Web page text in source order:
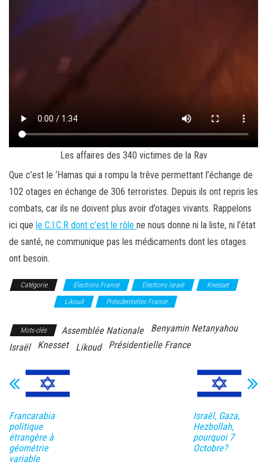
Les affaires des 340 victimes de la Rav
Que c’est le ‘Hamas qui a rompu la trêve permettant l’échange de
102 otages en échange de 306 terroristes. Depuis ils ont repris les
combats, car ils ne doivent plus avoir d’otages vivants. Rappelons
ici que le C.I.C.R dont c’est le rôle ne nous donne ni la liste, ni l’état
de santé, ne communique pas les médicaments dont les otages
ont besoin.
Catégorie Elections France Elections Israël
Knesset
Likoud Présidentielles France
Mots-clés Assemblée Nationale
Benyamin Netanyahou
Israël
Knesset Likoud Présidentielle France
Francarabia
politique
étrangère à
géométrie
variable
Israël, Gaza,
Hezbollah,
pourquoi 7
Octobre?